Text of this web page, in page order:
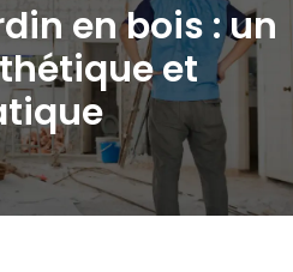
en bois : un
et